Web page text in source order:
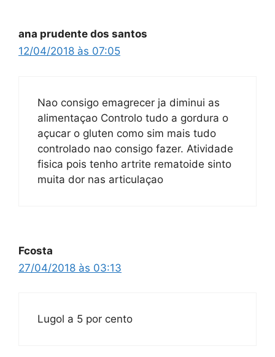
ana prudente dos santos
12/04/2018 às 07:05
Nao consigo emagrecer ja diminui as
alimentaçao Controlo tudo a gordura o
açucar o gluten como sim mais tudo
controlado nao consigo fazer. Atividade
fisica pois tenho artrite rematoide sinto
muita dor nas articulaçao
Fcosta
27/04/2018 às 03:13
Lugol a 5 por cento